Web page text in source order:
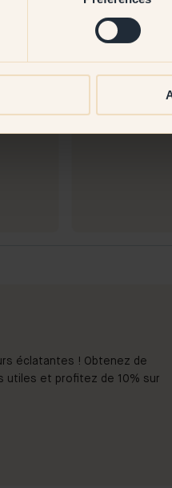
à
Acheter chez
Très bien
éclatantes ! Obtenez de
utiles et profitez de 10% sur